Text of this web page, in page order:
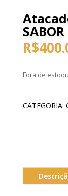
R$
Fora de
CATEGORIA: